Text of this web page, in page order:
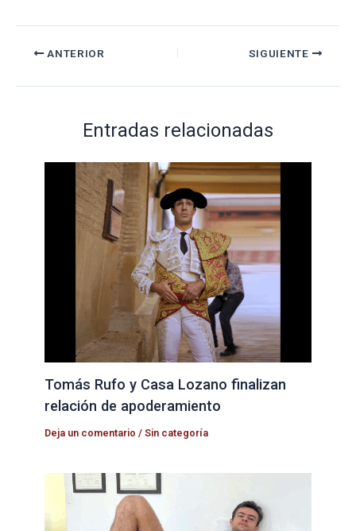
ANTERIOR SIGUIENTE
Entradas relacionadas
Tomás Rufo y Casa Lozano finalizan
relación de apoderamiento
Deja un comentario /Sin categoría